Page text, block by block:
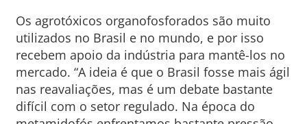
Os agrotóxicos organofosforados são muito
utilizados no Brasil e no mundo, e por isso
recebem apoio da indústria para mantê-los no
mercado. “A ideia é que o Brasil fosse mais ágil
nas reavaliações, mas é um debate bastante
difícil com o setor regulado. Na época do